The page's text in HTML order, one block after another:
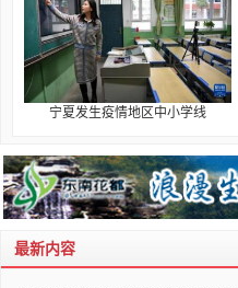
宁夏发生疫情地区中小学线
最新内容